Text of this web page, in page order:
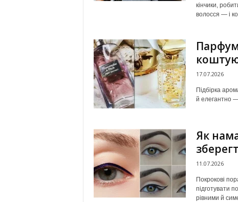
кінчики,
волосся — і
17.07.2026
Підбірка
й елегантно
Як
11.07.2026
Покрокові
підготувати
рівними й